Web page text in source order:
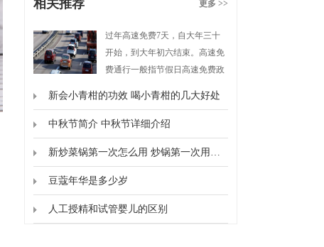
相关推荐 更多 >>
过年高速免费7天，自大年三十
开始，到大年初六结束。高速免
费通行一般指节假日高速免费政
假日免收小型客车通行费实施方
案》规定，高速免费通行的时间
为春节、清明节、劳动节、国庆
上述法定节假日连休日。
新会小青柑的功效 喝小青柑的几大好处
中秋节简介 中秋节详细介绍
新炒菜锅第一次怎么用 炒锅第一次用要怎么弄
豆蔻年华是多少岁
人工授精和试管婴儿的区别